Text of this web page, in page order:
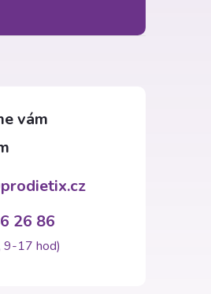
prodietix.cz
26 86
9-17 hod)